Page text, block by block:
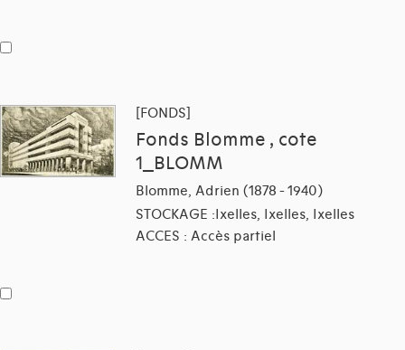
[FONDS]
Fonds Blomme , cote
1_BLOMM
Blomme, Adrien (1878 - 1940)
STOCKAGE :Ixelles, Ixelles, Ixelles
ACCES : Accès partiel